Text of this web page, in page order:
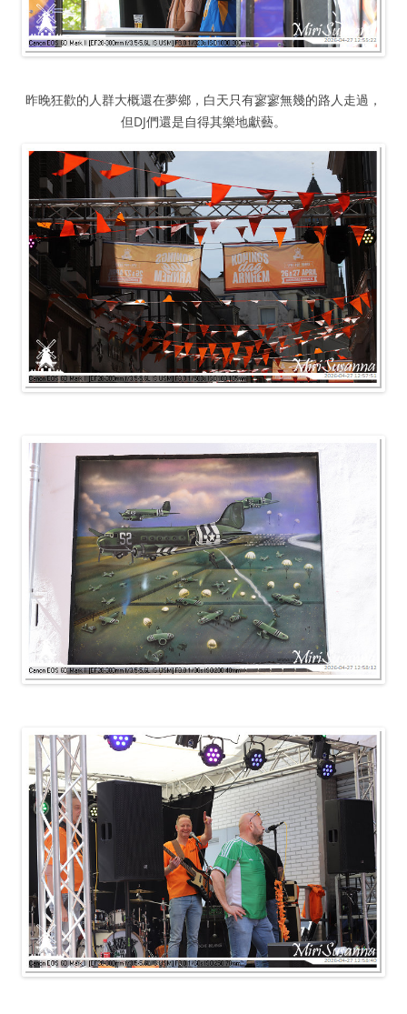
昨晚狂歡的人群大概還在夢鄉，白天只有寥寥無幾的路人走過，
但DJ們還是自得其樂地獻藝。